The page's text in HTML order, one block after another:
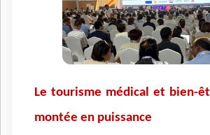
Le tourisme médical et bien-
montée en puissance